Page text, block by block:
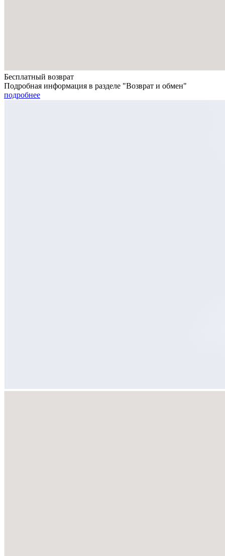
Бесплатный возврат
Подробная информация в разделе "Возврат и обмен"
подробнее